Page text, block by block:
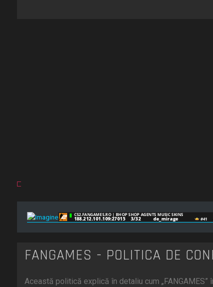
FANGAMES - POLITICA DE
Această politică explică în detaliu cum „FANGAMES”